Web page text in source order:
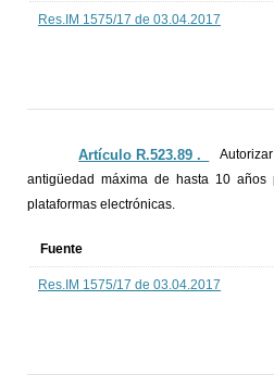
Res.IM 1575/17 de 03.04.2017
Artículo R.523.89 ._
antigüedad máxima de hasta 10
plataformas electrónicas.
Fuente
Res.IM 1575/17 de 03.04.2017